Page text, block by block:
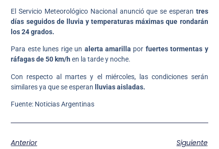
El Servicio Meteorológico Nacional anunció que se esperan tres
días seguidos de lluvia y temperaturas máximas que rondarán
los 24 grados.
Para este lunes rige un alerta amarilla por fuertes tormentas y
ráfagas de 50 km/h en la tarde y noche.
Con respecto al martes y el miércoles, las condiciones serán
similares ya que se esperan
lluvias aisladas.
Fuente: Noticias Argentinas
Anterior Siguiente